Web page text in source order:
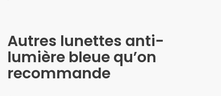
Autres lunettes anti-
lumière bleue qu’on
recommande